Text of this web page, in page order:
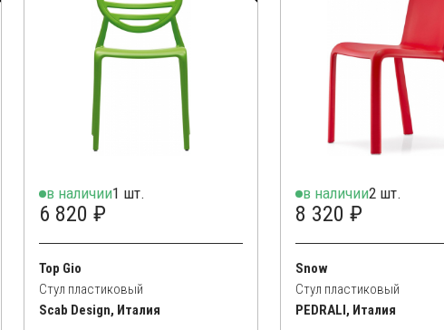
в наличии1 шт.
6 820 ₽
Top Gio
Стул пластиковый
Scab Design, Италия
в наличии2 шт.
8 320 ₽
Snow
Стул пластиковый
PEDRALI, Италия